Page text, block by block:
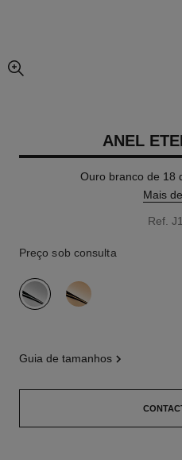
vista expandida da imagem
ANEL
Ouro branco de 18
Mais
Ref.
Preço sob consulta
variante (2)
guia de tamanhos